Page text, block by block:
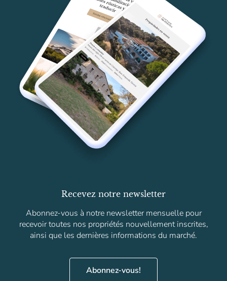
Recevez notre newsletter
Abonnez-vous à notre newsletter mensuelle pour
recevoir toutes nos propriétés nouvellement inscrites,
ainsi que les dernières informations du marché.
Abonnez-vous!